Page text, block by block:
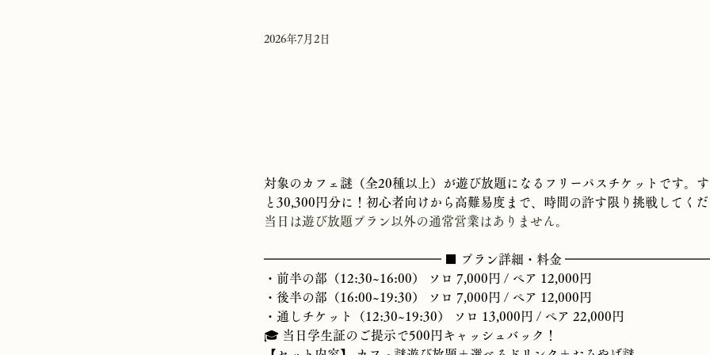
2026年7月2日
対象のカフェ謎（全20種以上）が遊び放題になるフリーパスチケットです。
と30,300円分に！初心者向けから高難易度まで、時間の許す限り挑戦してくだ
当日は遊び放題プラン以外の通常営業はありません。
━━━━━━━━━━━━━━ ■ プラン詳細・料金
・前半の部（12:30~16:00） ソロ 7,000円 / ペア 12,000円
・後半の部（16:00~19:30） ソロ 7,000円 / ペア 12,000円
・通しチケット（12:30~19:30） ソロ 13,000円 / ペア 22,000円
🎓 当日学生証のご提示で500円キャッシュバック！